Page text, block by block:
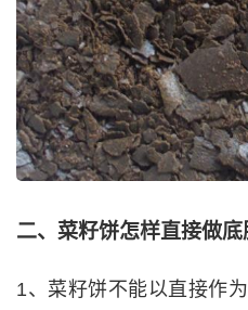
二、菜籽饼怎样直接做底
1、菜籽饼不能以直接作